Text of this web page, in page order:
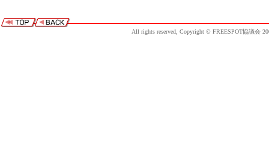
All rights reserved, Copyright © FREESPOT協議会